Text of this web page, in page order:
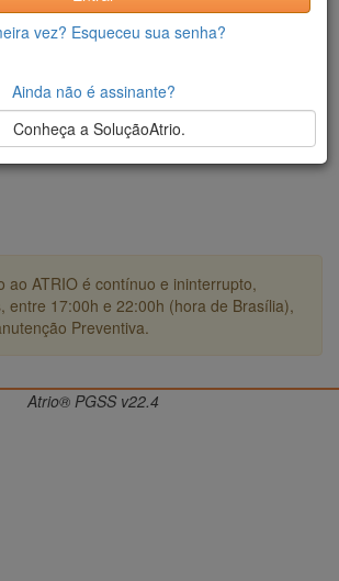
ao ATRIO é contínuo e ininterrupto,
entre 17:00h e 22:00h (hora de Brasília),
Preventiva.
vez? Esqueceu sua senha?
Ainda não é assinante?
Conheça a SoluçãoAtrio.
Atrio® PGSS v22.4